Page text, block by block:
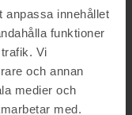
anpassa innehållet
funktioner
Vi
och annan
medier och
med.
i Jönköping
flytt, genom
avslut
tel.nr: